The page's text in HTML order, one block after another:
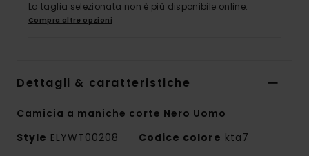
La taglia selezionata non è più disponibile online.
Compra altre opzioni
Dettagli & caratteristiche
Camicia a maniche corte Nero Uomo
Style ELYWT00208 Codice colore kta7